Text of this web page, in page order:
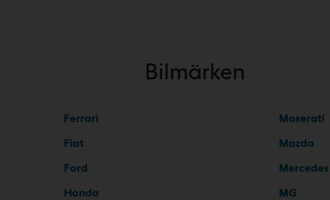
Bilmärken
Ferrari
Fiat
Ford
Honda
Maserati
Mazda
Mercedes
MG